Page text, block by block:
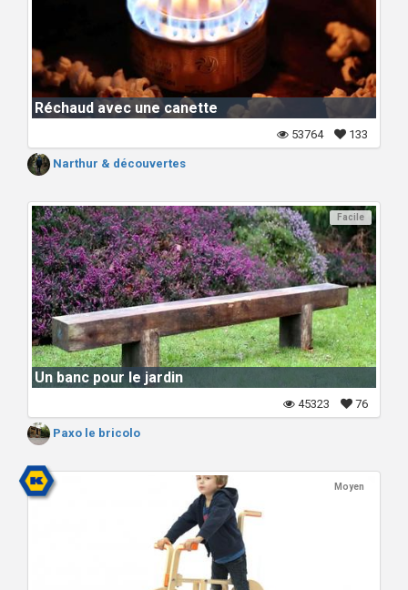
Réchaud avec une canette
133
53764
Narthur & découvertes
Facile
Un banc pour le jardin
76
45323
Paxo le bricolo
Moyen